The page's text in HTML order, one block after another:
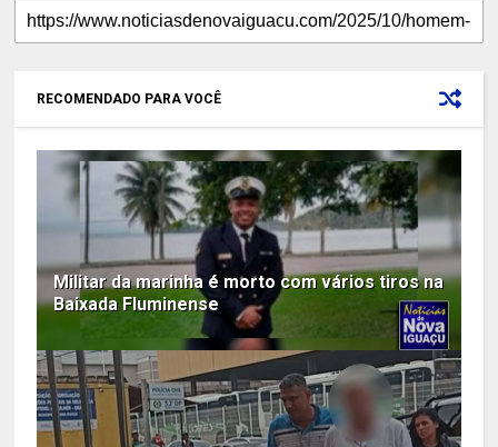
RECOMENDADO PARA VOCÊ
Militar da marinha é morto com vários tiros na
Baixada Fluminense